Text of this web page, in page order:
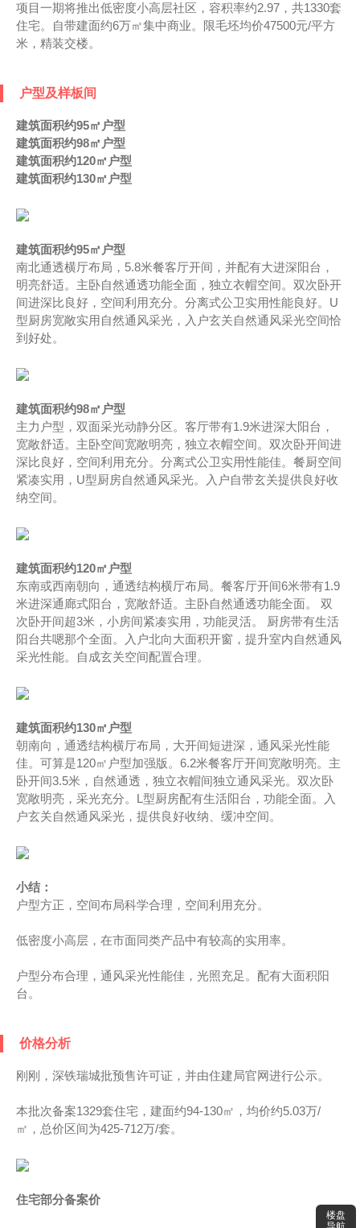
项目一期将推出低密度小高层社区，容积率约2.97，共1330套
住宅。自带建面约6万㎡集中商业。限毛坯均价47500元/平方
米，精装交楼。
户型及样板间
建筑面积约95㎡户型
建筑面积约98㎡户型
建筑面积约120㎡户型
建筑面积约130㎡户型
建筑面积约95㎡户型
南北通透横厅布局，5.8米餐客厅开间，并配有大进深阳台，
明亮舒适。主卧自然通透功能全面，独立衣帽空间。双次卧开
间进深比良好，空间利用充分。分离式公卫实用性能良好。U
型厨房宽敞实用自然通风采光，入户玄关自然通风采光空间恰
到好处。
建筑面积约98㎡户型
主力户型，双面采光动静分区。客厅带有1.9米进深大阳台，
宽敞舒适。主卧空间宽敞明亮，独立衣帽空间。双次卧开间进
深比良好，空间利用充分。分离式公卫实用性能佳。餐厨空间
紧凑实用，U型厨房自然通风采光。入户自带玄关提供良好收
纳空间。
建筑面积约120㎡户型
东南或西南朝向，通透结构横厅布局。餐客厅开间6米带有1.9
米进深通廊式阳台，宽敞舒适。主卧自然通透功能全面。 双
次卧开间超3米，小房间紧凑实用，功能灵活。 厨房带有生活
阳台共嗯那个全面。入户北向大面积开窗，提升室内自然通风
采光性能。自成玄关空间配置合理。
建筑面积约130㎡户型
朝南向，通透结构横厅布局，大开间短进深，通风采光性能
佳。可算是120㎡户型加强版。6.2米餐客厅开间宽敞明亮。主
卧开间3.5米，自然通透，独立衣帽间独立通风采光。双次卧
宽敞明亮，采光充分。L型厨房配有生活阳台，功能全面。入
户玄关自然通风采光，提供良好收纳、缓冲空间。
小结：
户型方正，空间布局科学合理，空间利用充分。
低密度小高层，在市面同类产品中有较高的实用率。
户型分布合理，通风采光性能佳，光照充足。配有大面积阳
台。
价格分析
刚刚，深铁瑞城批预售许可证，并由住建局官网进行公示。
本批次备案1329套住宅，建面约94-130㎡，均价约5.03万/
㎡，总价区间为425-712万/套。
住宅部分备案价
楼盘